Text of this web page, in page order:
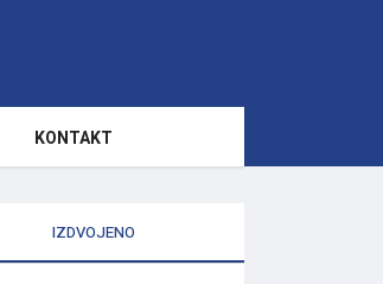
KONTAKT
IZDVOJENO